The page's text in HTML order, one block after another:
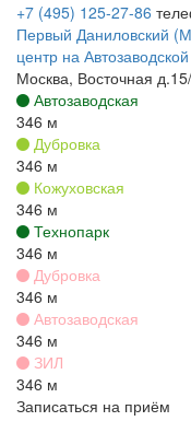
+7 (495) 125-27-86
Первый Даниловский
центр на Автозаводской
Москва, Восточная
Автозаводская
346 м
Дубровка
346 м
Кожуховская
346 м
Технопарк
346 м
Дубровка
346 м
Автозаводская
346 м
ЗИЛ
346 м
Записаться на приём